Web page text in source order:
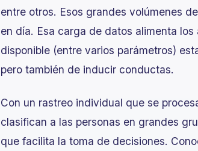
entre otros. Esos grandes volúmenes
en día. Esa carga de datos alimenta
disponible (entre varios parámetros)
pero también de inducir conductas.
Con un rastreo individual que se
clasifican a las personas en grandes
que facilita la toma de decisiones.